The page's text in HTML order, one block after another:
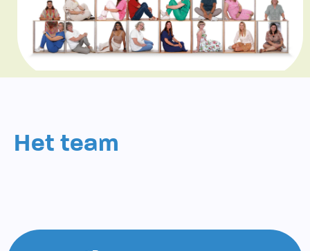
Documentatie
Formulieren
SIKO
Het team